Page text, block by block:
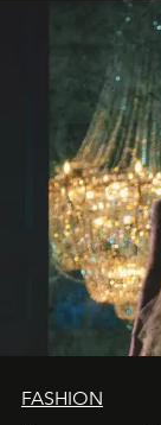
уникальное
FASHION